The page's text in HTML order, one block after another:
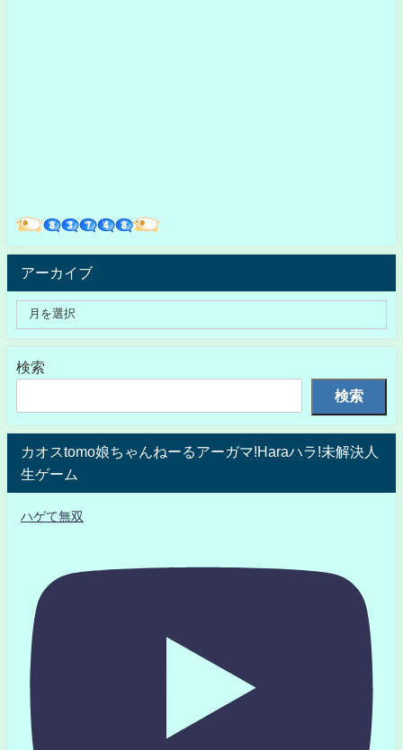
アーカイブ
検索
検索
カオスtomo娘ちゃんねーるアーガマ!Haraハラ!未解決人
生ゲーム
ハゲて無双